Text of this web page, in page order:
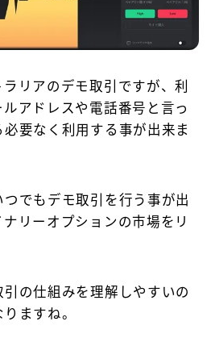
リアのデモ取引ですが、利
アドレスや電話番号と言っ
要なく利用する事が出来ま
でもデモ取引を行う事が出
リーオプションの市場をリ
の仕組みを理解しやすいの
ますね。